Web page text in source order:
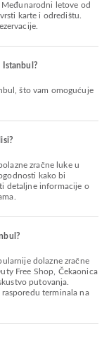
karte i odredištu.
Istanbul?
zračne luke u
kako bi
detaljne informacije o
dolazne zračne
Free Shop, Čekaonica
putovanja.
terminala na